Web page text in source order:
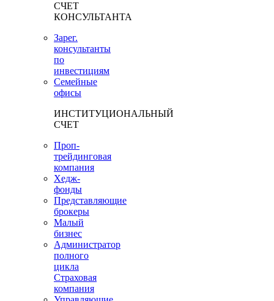
СЧЕТ
КОНСУЛЬТАНТА
Зарег.
консультанты
по
инвестициям
Семейные
офисы
ИНСТИТУЦИОНАЛЬНЫЙ
СЧЕТ
Проп-
трейдинговая
компания
Хедж-
фонды
Представляющие
брокеры
Малый
бизнес
Администратор
полного
цикла
Страховая
компания